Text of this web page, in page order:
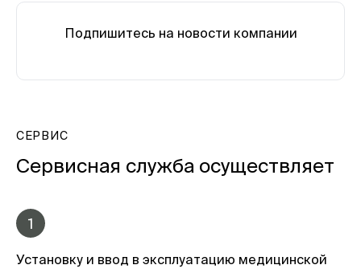
Подпишитесь на новости компании
СЕРВИС
Сервисная служба осуществляет
1
Установку и ввод в эксплуатацию медицинской